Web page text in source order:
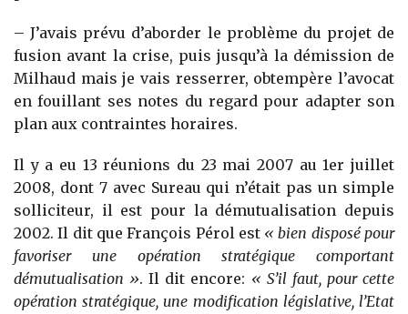
– J’avais prévu d’aborder le problème du projet de
fusion avant la crise, puis jusqu’à la démission de
Milhaud mais je vais resserrer, obtempère l’avocat
en fouillant ses notes du regard pour adapter son
plan aux contraintes horaires.
Il y a eu 13 réunions du 23 mai 2007 au 1er juillet
2008, dont 7 avec Sureau qui n’était pas un simple
solliciteur, il est pour la démutualisation depuis
2002. Il dit que François Pérol est « bien disposé pour
favoriser une opération stratégique comportant
démutualisation ». Il dit encore: « S’il faut, pour cette
opération stratégique, une modification législative, l’Etat